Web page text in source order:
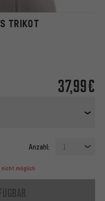
TRIKOT
37,99€
Anzahl: 1
nicht möglich